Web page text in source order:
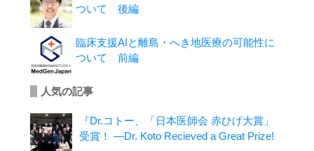
ついて 後編
臨床支援AIと離島・へき地医療の可能性に
ついて 前編
人気の記事
『Dr.コトー、「日本医師会 赤ひげ大賞」
受賞！ ―Dr. Koto Recieved a Great Prize!